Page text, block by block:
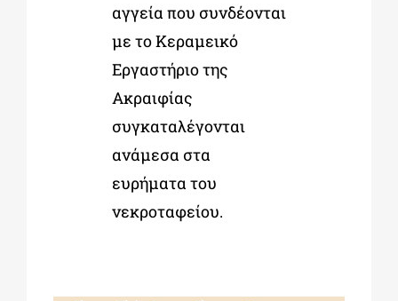
αγγεία που συνδέονται
με το Κεραμεικό
Εργαστήριο της
Ακραιφίας
συγκαταλέγονται
ανάμεσα στα
ευρήματα του
νεκροταφείου.